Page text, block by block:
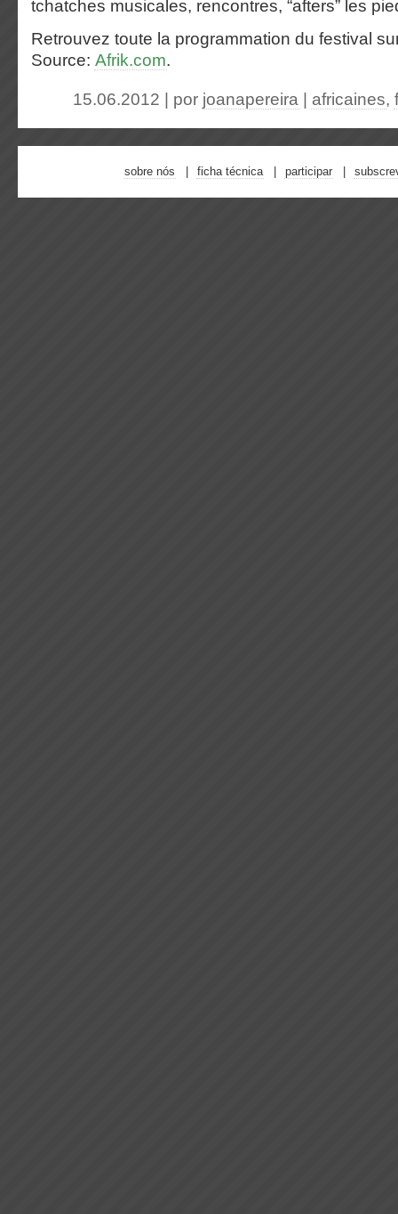
tchatches musicales, rencontres, “afters” les
Retrouvez toute la programmation du festival
Source: Afrik.com.
15.06.2012 | por joanapereira africaines,
sobre nós ficha técnica participar